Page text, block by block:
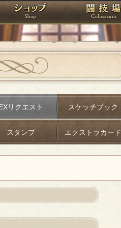
タジオ ショップ
リクエスト スケッチブック
スタンプ エクストラカード